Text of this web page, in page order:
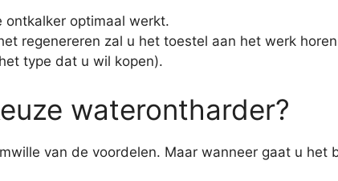
optimaal werkt.
regenereren zal u het toestel aan het werk
type dat u wil kopen).
waterontharder?
van de voordelen. Maar wanneer gaat u het